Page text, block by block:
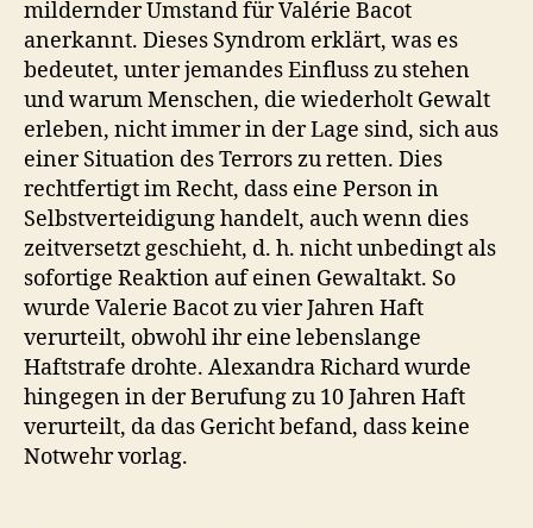
mildernder Umstand für Valérie Bacot
anerkannt. Dieses Syndrom erklärt, was es
bedeutet, unter jemandes Einfluss zu stehen
und warum Menschen, die wiederholt Gewalt
erleben, nicht immer in der Lage sind, sich aus
einer Situation des Terrors zu retten. Dies
rechtfertigt im Recht, dass eine Person in
Selbstverteidigung handelt, auch wenn dies
zeitversetzt geschieht, d. h. nicht unbedingt als
sofortige Reaktion auf einen Gewaltakt. So
wurde Valerie Bacot zu vier Jahren Haft
verurteilt, obwohl ihr eine lebenslange
Haftstrafe drohte. Alexandra Richard wurde
hingegen in der Berufung zu 10 Jahren Haft
verurteilt, da das Gericht befand, dass keine
Notwehr vorlag.